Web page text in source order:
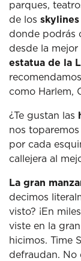
parques,
de los skylines
donde podrás
desde la
estatua de la
como Harlem,
¿Te gustan las
nos
por cada
callejera al
La gran
decimos
visto? ¡En
viste en la
hicimos. Time
defraudan. No